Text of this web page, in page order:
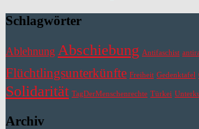
Schlagwörter
Ablehnung Abschiebung Antifaschist
Flüchtlingsunterkünfte Freiheit Gedenktafel
Solidarität TagDerMenschenrechte Türkei
Archiv